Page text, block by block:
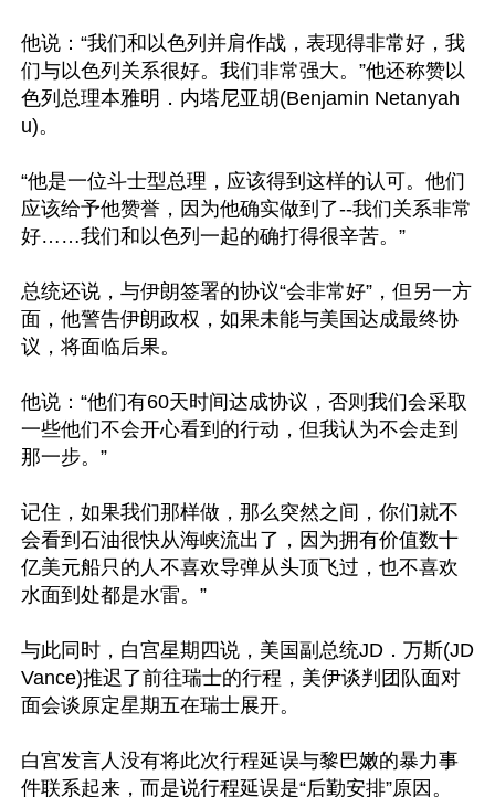
他说：“我们和以色列并肩作战，表现得非常好，我
们与以色列关系很好。我们非常强大。”他还称赞以
色列总理本雅明．内塔尼亚胡(Benjamin Netanyah
u)。
“他是一位斗士型总理，应该得到这样的认可。他们
应该给予他赞誉，因为他确实做到了--我们关系非常
好……我们和以色列一起的确打得很辛苦。”
总统还说，与伊朗签署的协议“会非常好”，但另一方
面，他警告伊朗政权，如果未能与美国达成最终协
议，将面临后果。
他说：“他们有60天时间达成协议，否则我们会采取
一些他们不会开心看到的行动，但我认为不会走到
那一步。”
记住，如果我们那样做，那么突然之间，你们就不
会看到石油很快从海峡流出了，因为拥有价值数十
亿美元船只的人不喜欢导弹从头顶飞过，也不喜欢
水面到处都是水雷。”
与此同时，白宫星期四说，美国副总统JD．万斯(JD
Vance)推迟了前往瑞士的行程，美伊谈判团队面对
面会谈原定星期五在瑞士展开。
白宫发言人没有将此次行程延误与黎巴嫩的暴力事
件联系起来，而是说行程延误是“后勤安排”原因。